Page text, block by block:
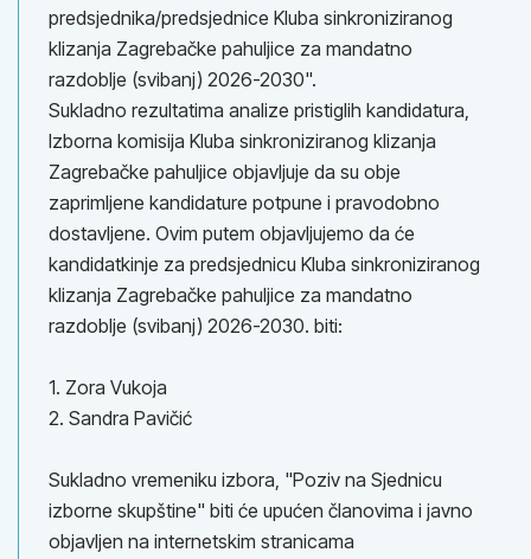
predsjednika/predsjednice Kluba sinkroniziranog
klizanja Zagrebačke pahuljice za mandatno
razdoblje (svibanj) 2026-2030".
Sukladno rezultatima analize pristiglih kandidatura,
Izborna komisija Kluba sinkroniziranog klizanja
Zagrebačke pahuljice objavljuje da su obje
zaprimljene kandidature potpune i pravodobno
dostavljene. Ovim putem objavljujemo da će
kandidatkinje za predsjednicu Kluba sinkroniziranog
klizanja Zagrebačke pahuljice za mandatno
razdoblje (svibanj) 2026-2030. biti:
1. Zora Vukoja
2. Sandra Pavičić
Sukladno vremeniku izbora, "Poziv na Sjednicu
izborne skupštine" biti će upućen članovima i javno
objavljen na internetskim stranicama